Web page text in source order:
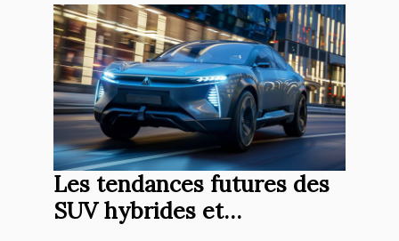
Les tendances futures des
SUV hybrides et